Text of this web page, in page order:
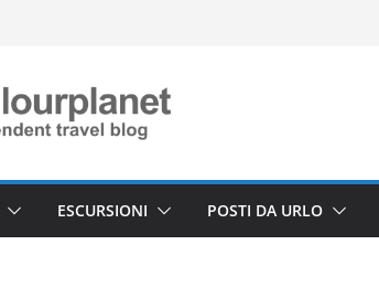
ESCURSIONI POSTI DA URLO